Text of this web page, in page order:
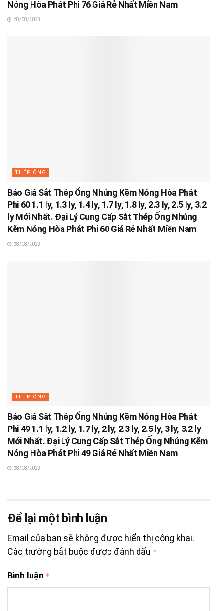
Nóng Hòa Phát Phi 76 Giá Rẻ Nhất Miền Nam
28/08/2023
THÉP ỐNG
Báo Giá Sắt Thép Ống Nhúng Kẽm Nóng Hòa Phát
Phi 60 1.1 ly, 1.3 ly, 1.4 ly, 1.7 ly, 1.8 ly, 2.3 ly, 2.5 ly, 3.2
ly Mới Nhất. Đại Lý Cung Cấp Sắt Thép Ống Nhúng
Kẽm Nóng Hòa Phát Phi 60 Giá Rẻ Nhất Miền Nam
28/08/2023
THÉP ỐNG
Báo Giá Sắt Thép Ống Nhúng Kẽm Nóng Hòa Phát
Phi 49 1.1 ly, 1.2 ly, 1.7 ly, 2 ly, 2.3 ly, 2.5 ly, 3 ly, 3.2 ly
Mới Nhất. Đại Lý Cung Cấp Sắt Thép Ống Nhúng Kẽm
Nóng Hòa Phát Phi 49 Giá Rẻ Nhất Miền Nam
28/08/2023
Để lại một bình luận
Email của bạn sẽ không được hiển thị công khai.
Các trường bắt buộc được đánh dấu *
Bình luận *